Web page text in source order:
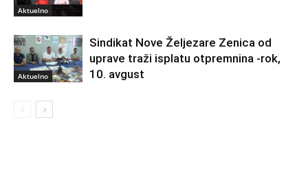
Aktuelno
Aktuelno
Sindikat Nove Željezare Zenica od
uprave traži isplatu otpremnina -rok,
10. avgust